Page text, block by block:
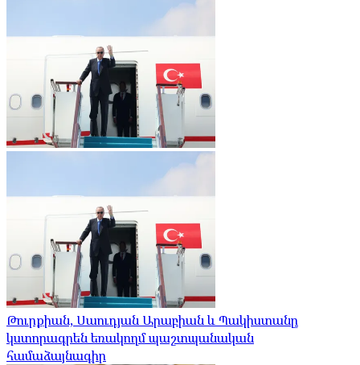
Թուրքիան, Սաուդյան Արաբիան և Պակիստանը
կստորագրեն եռակողմ պաշտպանական
համաձայնագիր